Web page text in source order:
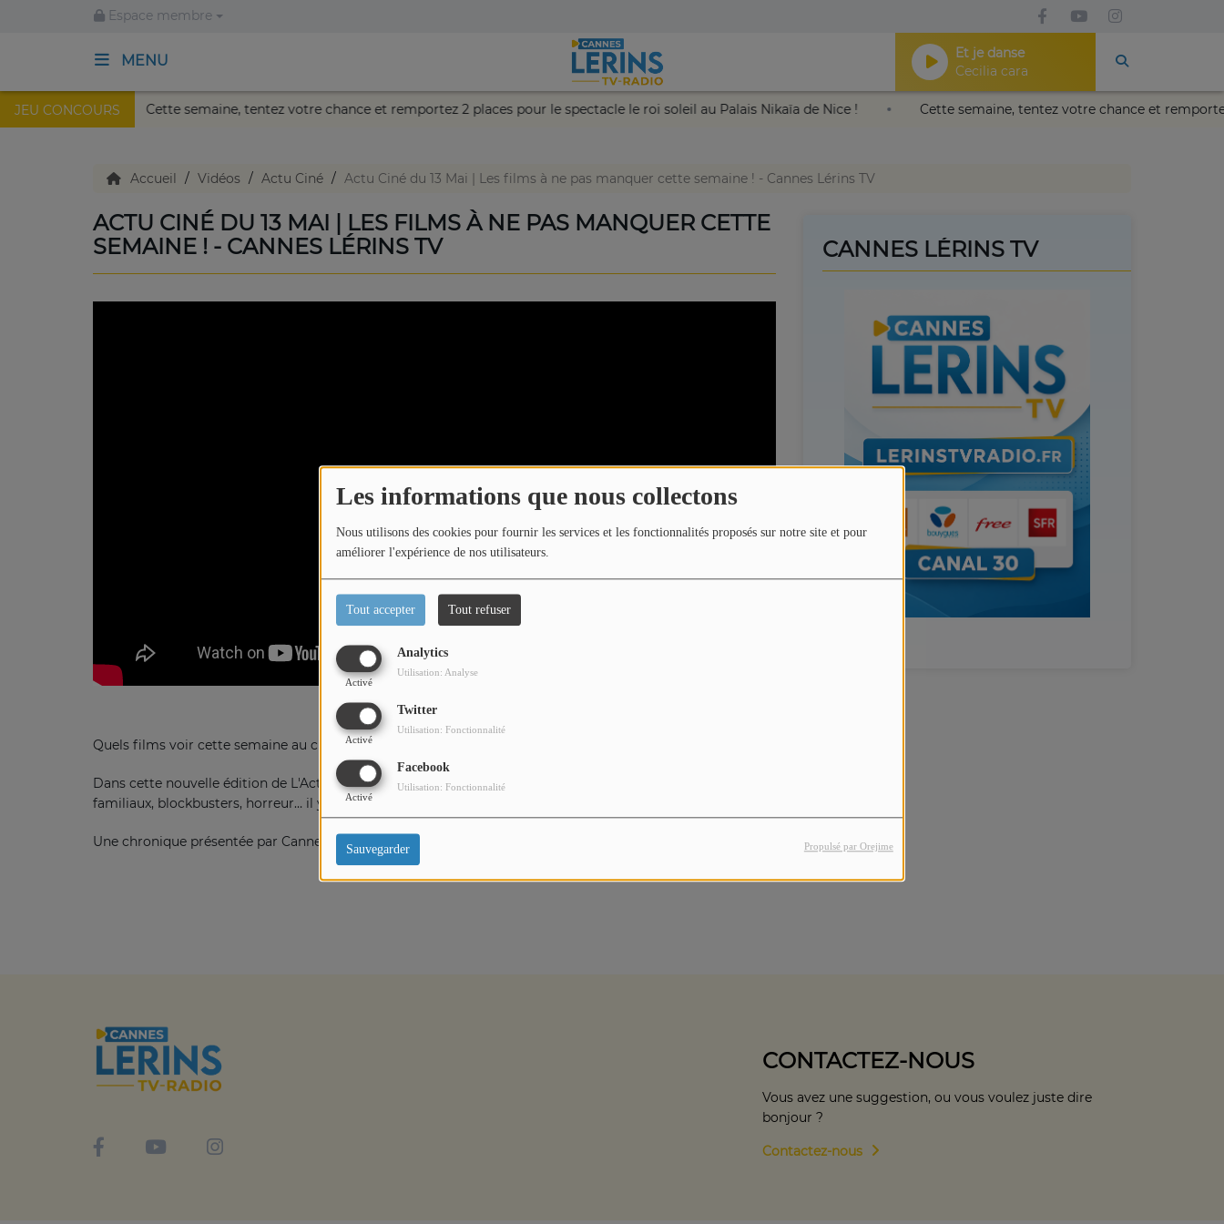
Les informations que nous collectons
Nous utilisons des cookies pour fournir les services et les fonctionnalités proposés sur notre site et pour
améliorer l'expérience de nos utilisateurs.
Tout accepter Tout refuser
Analytics
Activé
Utilisation: Analyse
Twitter
Activé
Utilisation: Fonctionnalité
Facebook
Activé
Utilisation: Fonctionnalité
Sauvegarder Propulsé par Orejime
Espace membre
MENU
Et je danse
Cecilia cara
JEU CONCOURS
Nikaïa de Nice ! Cette semaine, tentez votre chance et remportez 2 places pour le spectacle le roi soleil au Palais Nikaïa de Nice ! Cette semaine, tentez votre chance et
ACCUEIL
TV en direct
Replay TV
Contactez-nous
Accueil Vidéos Actu Ciné Actu Ciné du 13 Mai | Les films à ne pas manquer cette semaine ! - Cannes Lérins TV
ACTU CINÉ DU 13 MAI | LES FILMS À NE PAS MANQUER CETTE
SEMAINE ! - CANNES LÉRINS TV
Quels films voir cette semaine au cinéma ?
Dans cette nouvelle édition de L'Actu Ciné, on vous parle des sorties marquantes du 13 Mai ! Films
familiaux, blockbusters, horreur… il y en a pour tous les goûts.
Une chronique présentée par Cannes Lérins TV.
CANNES LÉRINS TV
CONTACTEZ-NOUS
Vous avez une suggestion, ou vous voulez juste dire
bonjour ?
Contactez-nous